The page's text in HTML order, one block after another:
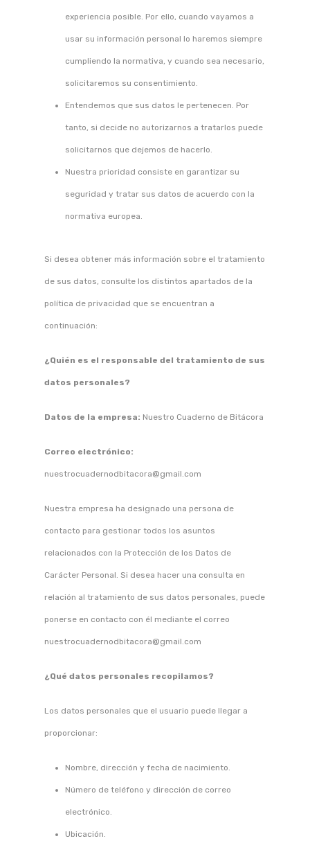
experiencia posible. Por ello, cuando vayamos a
usar su información personal lo haremos siempre
cumpliendo la normativa, y cuando sea necesario,
solicitaremos su consentimiento.
Entendemos que sus datos le pertenecen. Por
tanto, si decide no autorizarnos a tratarlos puede
solicitarnos que dejemos de hacerlo.
Nuestra prioridad consiste en garantizar su
seguridad y tratar sus datos de acuerdo con la
normativa europea.
Si desea obtener más información sobre el tratamiento
de sus datos, consulte los distintos apartados de la
política de privacidad que se encuentran a
continuación:
¿Quién es el responsable del tratamiento de sus
datos personales?
Datos de la empresa: Nuestro Cuaderno de Bitácora
Correo electrónico:
nuestrocuadernodbitacora@gmail.com
Nuestra empresa ha designado una persona de
contacto para gestionar todos los asuntos
relacionados con la Protección de los Datos de
Carácter Personal. Si desea hacer una consulta en
relación al tratamiento de sus datos personales, puede
ponerse en contacto con él mediante el correo
nuestrocuadernodbitacora@gmail.com
¿Qué datos personales recopilamos?
Los datos personales que el usuario puede llegar a
proporcionar:
Nombre, dirección y fecha de nacimiento.
Número de teléfono y dirección de correo
electrónico.
Ubicación.